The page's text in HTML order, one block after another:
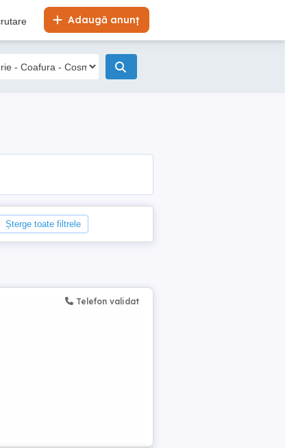
Adaugă anunț
Șterge toate filtrele
Telefon validat